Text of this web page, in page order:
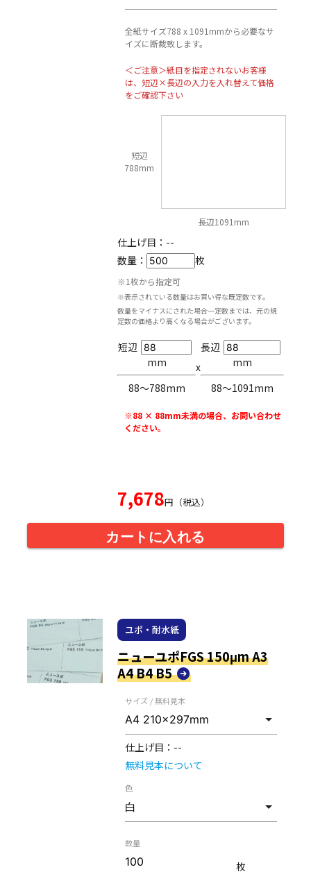
全紙サイズ788 x 1091mmから必要なサ
イズに断裁致します。
＜ご注意＞紙目を指定されないお客様
は、短辺×長辺の入力を入れ替えて価格
をご確認下さい
短辺
788mm
長辺1091mm
仕上げ目： --
数量：
枚
※1枚から指定可
※表示されている数量はお買い得な既定数です。
数量をマイナスにされた場合一定数までは、元の規
定数の価格より高くなる場合がございます。
短辺
mm
88〜788mm
x
長辺
mm
88〜1091mm
※88 × 88mm未満の場合、お問い合わせ
ください。
7,678円（税込）
カートに入れる
ユポ・耐水紙
ニューユポFGS 150μm A3
A4 B4 B5
サイズ / 無料見本
仕上げ目： --
無料見本について
色
数量
枚